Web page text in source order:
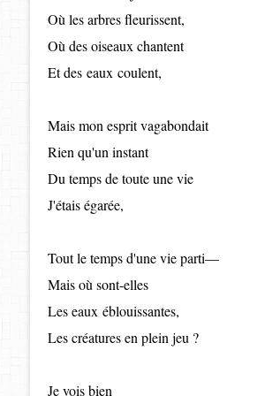
Où les arbres fleurissent,
Où des oiseaux chantent
Et des eaux coulent,
Mais mon esprit vagabondait
Rien qu'un instant
Du temps de toute une vie
J'étais égarée,
Tout le temps d'une vie parti—
Mais où sont-elles
Les eaux éblouissantes,
Les créatures en plein jeu ?
Je vois bien